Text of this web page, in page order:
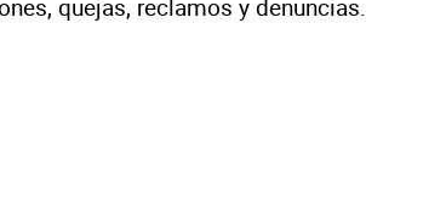
quejas, reclamos y denuncias.